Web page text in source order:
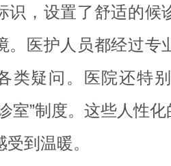
识，设置了舒适的候
。医护人员都经过专
类疑问。医院还特
室”制度。这些人性
到温暖。